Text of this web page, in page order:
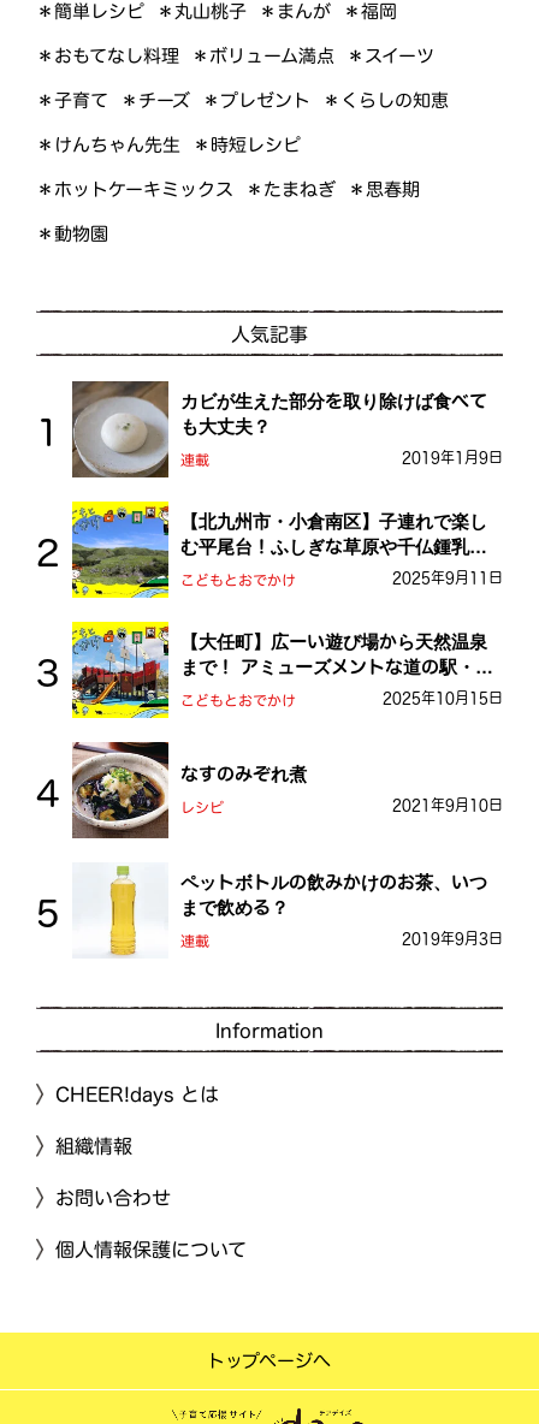
＊簡単レシピ ＊丸山桃子 ＊まんが ＊福岡
＊おもてなし料理 ＊ボリューム満点 ＊スイーツ
＊子育て ＊チーズ ＊プレゼント ＊くらしの知恵
＊けんちゃん先生 ＊時短レシピ
＊ホットケーキミックス ＊たまねぎ ＊思春期
＊動物園
人気記事
カビが生えた部分を取り除けば食べて
も大丈夫？
連載 2019年1月9日
【北九州市・小倉南区】子連れで楽し
む平尾台！ふしぎな草原や千仏鍾乳洞
を探検しよう！
こどもとおでかけ 2025年9月11日
【大任町】広ーい遊び場から天然温泉
まで！ アミューズメントな道の駅・お
おとう桜街道
こどもとおでかけ 2025年10月15日
なすのみぞれ煮
レシピ 2021年9月10日
ペットボトルの飲みかけのお茶、いつ
まで飲める？
連載 2019年9月3日
Information
CHEER!days とは
組織情報
お問い合わせ
個人情報保護について
トップページへ